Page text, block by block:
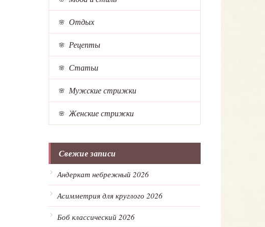
Отдых
Рецепты
Статьи
Мужские стрижки
Женские стрижки
Свежие записи
Андеркат небрежный 2026
Асимметрия для круглого 2026
Боб классический 2026